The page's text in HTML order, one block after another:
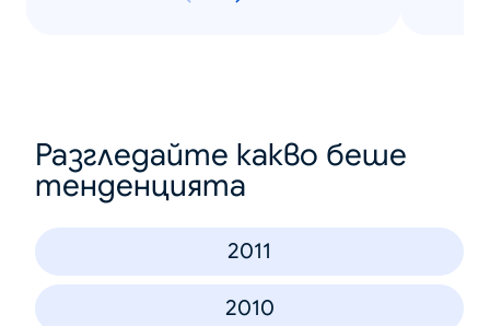
Разгледайте какво беше
тенденцията
2011
2010